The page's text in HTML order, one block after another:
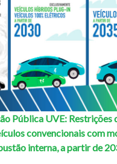
Pública UVE: Restrições
convencionais com
interna, a partir de